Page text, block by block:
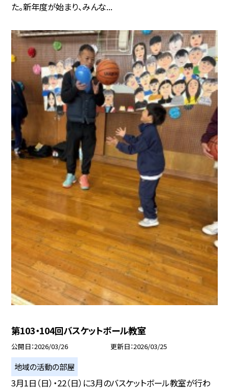
た。新年度が始まり、みんな...
第103・104回バスケットボール教室
公開日 2026/03/26 更新日 2026/03/25
地域の活動の部屋
3月1日（日）・22（日）に3月のバスケットボール教室が行わ